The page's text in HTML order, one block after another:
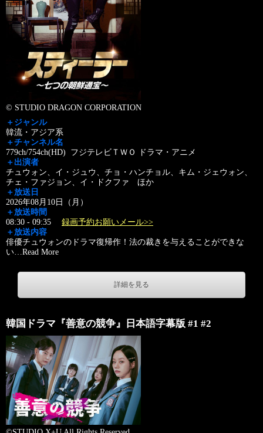
© STUDIO DRAGON CORPORATION
＋ジャンル
韓流・アジア系
＋チャンネル名
779ch/754ch(HD) フジテレビＴＷＯ ドラマ・アニメ
＋出演者
チュウォン、イ・ジュウ、チョ・ハンチョル、キム・ジェウォン、
チェ・ファジョン、イ・ドクファ ほか
＋放送日
2026年08月10日（月）
＋放送時間
08:30 - 09:35 録画予約お願いメール>>
＋放送内容
俳優チュウォンのドラマ復帰作！法の裁きを与えることができな
い…Read More
詳細を見る
韓国ドラマ『善意の競争』日本語字幕版 #1 #2